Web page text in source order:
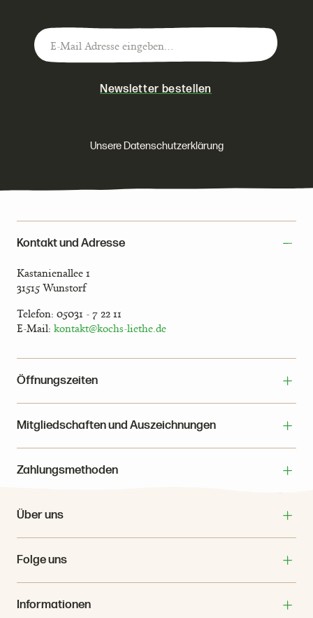
Newsletter bestellen
Unsere Datenschutzerklärung
Kontakt und Adresse
Kastanienallee 1
31515 Wunstorf
Telefon: 05031 - 7 22 11
E-Mail: kontakt@kochs-liethe.de
Öffnungszeiten
Mitgliedschaften und Auszeichnungen
Zahlungsmethoden
Über uns
Folge uns
Informationen